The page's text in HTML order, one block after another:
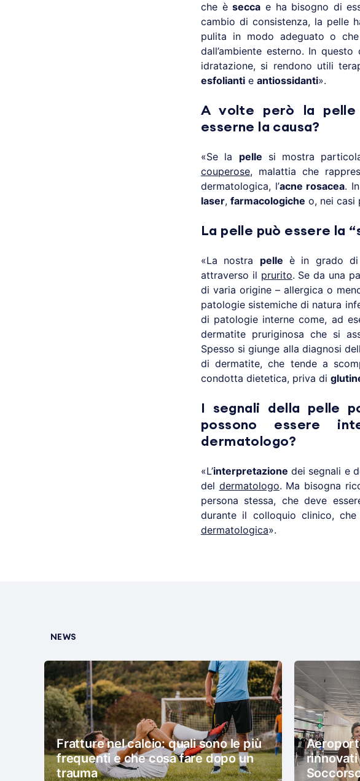
che èsecca e ha bisogno di
cambio di consistenza, la pelle
pulita in modo adeguato o
dall’ambiente esterno. In
idratazione, si rendono utili
esfolianti e antiossidanti».
A volte però la pelle
esserne la causa?
«Se la pelle si mostra
couperose, malattia che
dermatologica, l’acne rosacea.
laser, farmacologiche o, nei casi
La pelle può essere la
«La nostra pelle è in grado di
attraverso il prurito. Se da una
di varia origine – allergica o
patologie sistemiche di natura
di patologie interne come, ad
dermatite pruriginosa che si
Spesso si giunge alla diagnosi
di dermatite, che tende a
condotta dietetica, priva di
I segnali della pelle
possono essere
dermatologo?
«L’interpretazione dei segnali e
del dermatologo. Ma bisogna
persona stessa, che deve
durante il colloquio clinico,
dermatologica».
NEWS
Fratture nel calcio: quali sono le più
frequenti e che cosa fare dopo un
trauma
rinnovati